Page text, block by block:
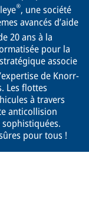
®, une société
avancés d’aide
20 ans à la
pour la
associe
de Knorr-
Les flottes
à travers
anticollision
pour tous !